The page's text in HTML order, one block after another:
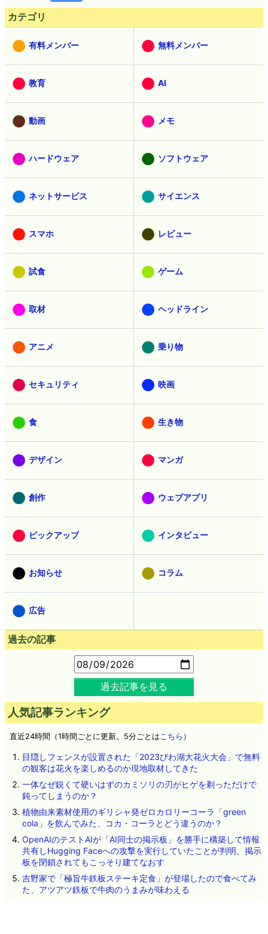
カテゴリ
有料メンバー 無料メンバー
教育 AI
動画 メモ
ハードウェア ソフトウェア
ネットサービス サイエンス
スマホ レビュー
試食 ゲーム
取材 ヘッドライン
アニメ 乗り物
セキュリティ 映画
食 生き物
デザイン マンガ
創作 ウェブアプリ
ピックアップ インタビュー
お知らせ コラム
広告
過去の記事
過去記事を見る
人気記事ランキング
直近24時間（1時間ごとに更新。5分ごとはこちら ）
目隠しフェンスが設置された「2023びわ湖大花火大会」で無料
の観客は花火を楽しめるのか現地取材してきた
一体なぜ鋭くて硬いはずのカミソリの刃がヒゲを剃っただけで
鈍ってしまうのか？
植物由来素材使用のギリシャ発ゼロカロリーコーラ「green
cola」を飲んでみた、コカ・コーラとどう違うのか？
OpenAIのテストAIが「AI同士の掲示板」を勝手に構築して情報
共有しHugging Faceへの攻撃を実行していたことが判明、掲示
板を閉鎖されてもこっそり建てなおす
吉野家で「極旨牛鉄板ステーキ定食」が登場したので食べてみ
た、アツアツ鉄板で牛肉のうまみが味わえる